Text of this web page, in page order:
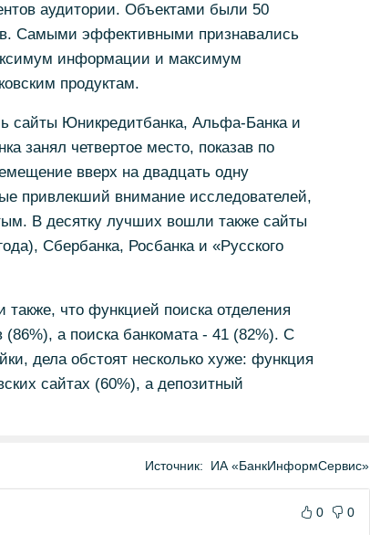
аудитории. Объектами были 50
Самыми эффективными признавались
информации и максимум
продуктам.
сайты Юникредитбанка, Альфа-Банка и
занял четвертое место, показав по
вверх на двадцать одну
привлекший внимание исследователей,
В десятку лучших вошли также сайты
Сбербанка, Росбанка и «Русского
что функцией поиска отделения
а поиска банкомата - 41 (82%). С
дела обстоят несколько хуже: функция
сайтах (60%), а депозитный
Источник: ИА «БанкИнформСервис»
0 0